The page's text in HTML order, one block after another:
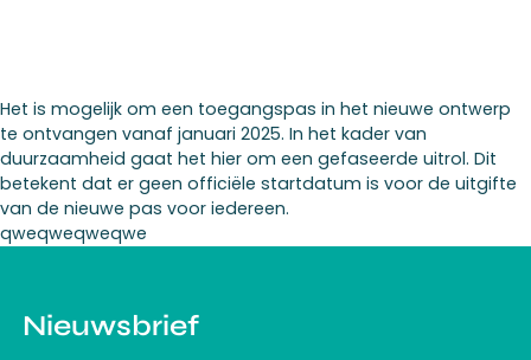
Het is mogelijk om een toegangspas in het nieuwe ontwerp
te ontvangen vanaf januari 2025. In het kader van
duurzaamheid gaat het hier om een gefaseerde uitrol. Dit
betekent dat er geen officiële startdatum is voor de uitgifte
van de nieuwe pas voor iedereen.
qweqweqweqwe
Nieuwsbrief